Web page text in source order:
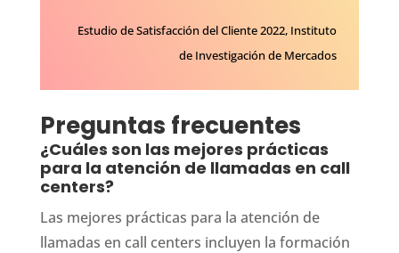
Estudio de Satisfacción del Cliente 2022, Instituto
de Investigación de Mercados
Preguntas frecuentes
¿Cuáles son las mejores prácticas
para la atención de llamadas en call
centers?
Las mejores prácticas para la atención de
llamadas en call centers incluyen la formación